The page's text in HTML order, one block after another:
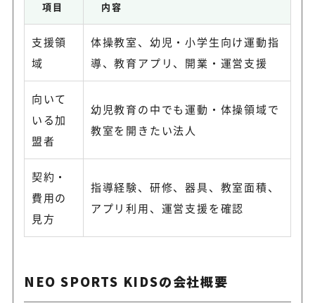
項目 内容
支援領
域
体操教室、幼児・小学生向け運動指
導、教育アプリ、開業・運営支援
向いて
いる加
盟者
幼児教育の中でも運動・体操領域で
教室を開きたい法人
契約・
費用の
見方
指導経験、研修、器具、教室面積、
アプリ利用、運営支援を確認
NEO SPORTS KIDSの会社概要